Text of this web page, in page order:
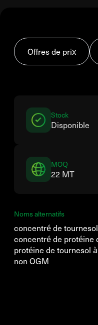
Offres de prix
Stock
Disponible
MOQ
22 MT
Noms alternatifs
concentré de
concentré de protéine
protéine de tournesol
non OGM